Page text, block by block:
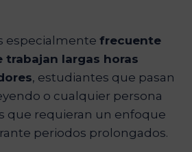
especialmente frecuente
trabajan largas horas
, estudiantes que pasan
o cualquier persona
que requieran un enfoque
periodos prolongados.